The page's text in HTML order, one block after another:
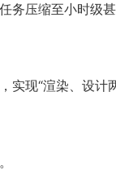
务压缩至小时级
实现“渲染、设计